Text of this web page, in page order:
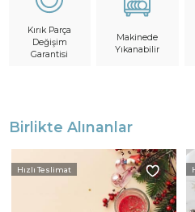
Kırık Parça
Değişim
Garantisi
Makinede
Yıkanabilir
Birlikte Alınanlar
Hızlı Teslimat